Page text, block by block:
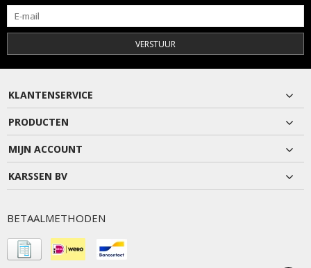
VERSTUUR
KLANTENSERVICE
PRODUCTEN
MIJN ACCOUNT
KARSSEN BV
BETAALMETHODEN